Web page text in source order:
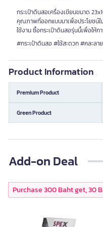
กระเป๋าดินสอเครื่องเขียนขนาด
คุณภาพที่ออกแบบมาเพื่อประโยชน์ใ
ใช้งาน ซื้อกระเป๋าดินสอรุ่นนี้เพื่อให้
#กระเป๋าดินสอ #ใช้สะดวก #คละล
Product Information
Premium Product
Green Product
Add-on Deal
Purchase 300 Baht get, 30